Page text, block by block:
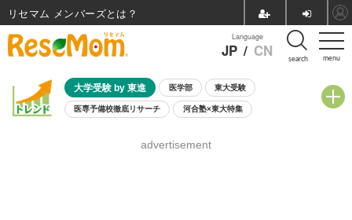
menu
Language
JP / CN search
大学受験 by 東進 医学部 東大受験
医専予備校徹底リサーチ 河合塾×東大特集
8月開催学校説明会・相談会
advertisement
リセマム メンバーズ